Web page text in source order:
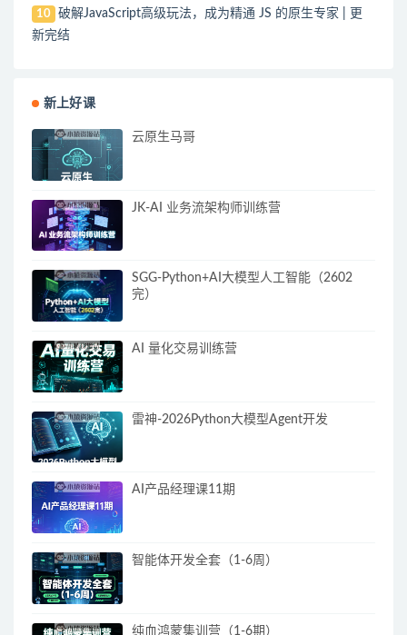
10
破解JavaScript高级玩法，成为精通 JS 的原生专家 | 更
新完结
新上好课
云原生马哥
JK-AI 业务流架构师训练营
SGG-Python+AI大模型人工智能（2602
完）
AI 量化交易训练营
雷神-2026Python大模型Agent开发
AI产品经理课11期
智能体开发全套（1-6周）
纯血鸿蒙集训营（1-6期）